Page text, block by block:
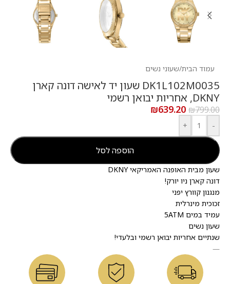
עמוד הבית/שעוני נשים
DK1L102M0035 שעון יד לאישה דונה קארן
DKNY, אחריות יבואן רשמי
₪799.00
₪639.20
-
+
הוספה לסל
שעון מבית האופנה האמריקאי DKNY
דונה קארן ניו יורק!
מנגנון קוורץ יפני
זכוכית מינרלית
עמיד במים 5ATM
שעון נשים
שנתיים אחריות יבואן רשמי ובלעדי!
—